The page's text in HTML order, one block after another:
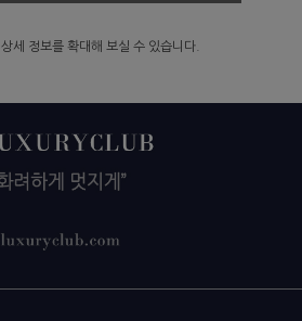
상세 정보를 확대해 보실 수 있습니다.